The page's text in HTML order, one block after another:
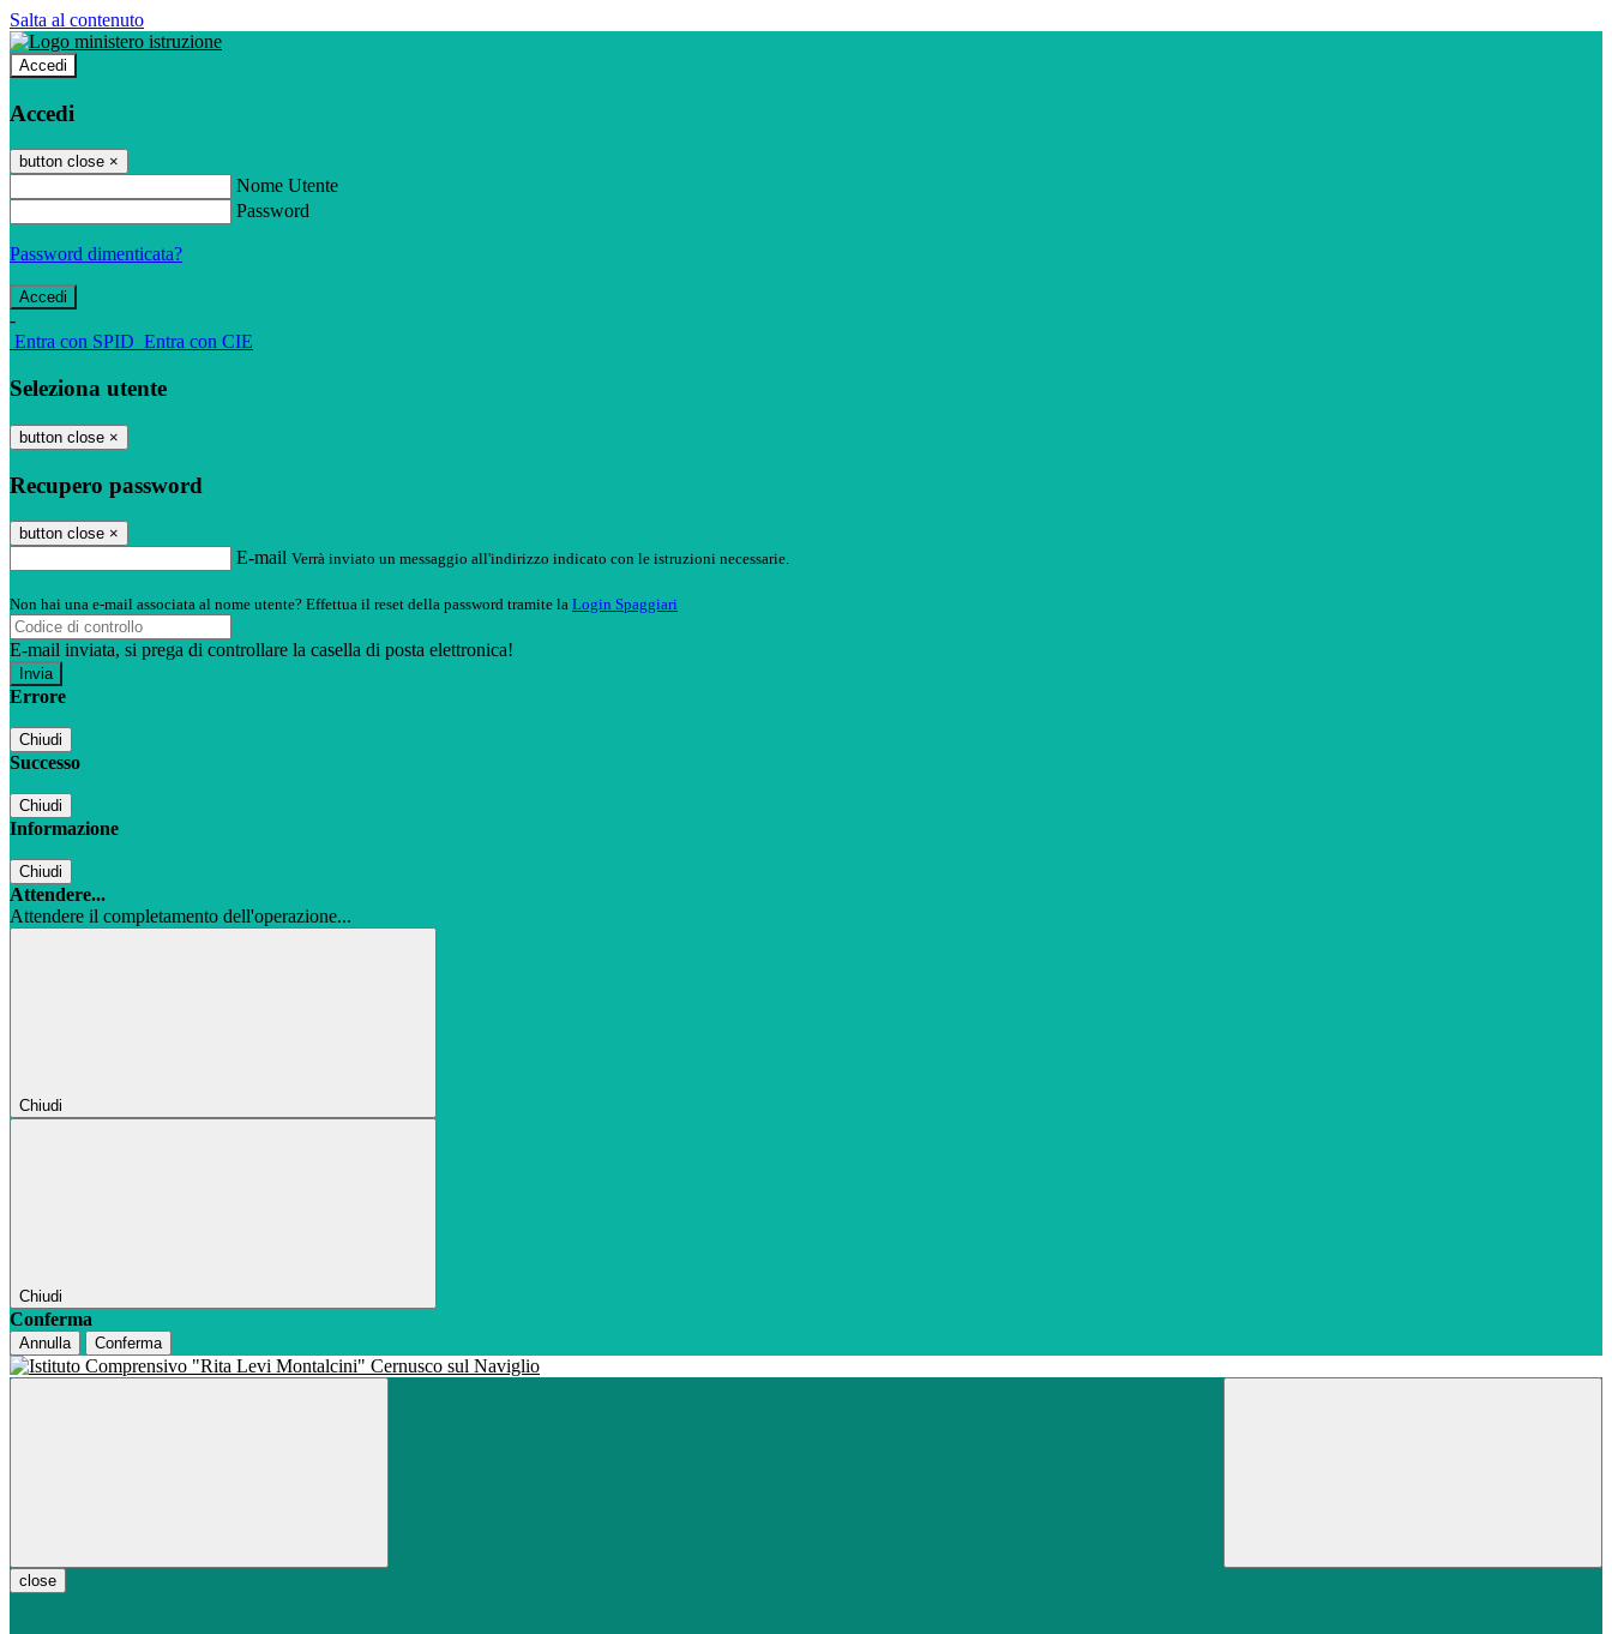
Salta al contenuto
Accedi
Accedi
button close ×
Nome Utente
Password
Password dimenticata?
-
Entra con SPID Entra con CIE
Seleziona utente
button close ×
Recupero password
button close ×
E-mail Verrà inviato un messaggio all'indirizzo indicato con le istruzioni necessarie.
Non hai una e-mail associata al nome utente? Effettua il reset della password tramite la Login Spaggiari
E-mail inviata, si prega di controllare la casella di posta elettronica!
Errore
Chiudi
Successo
Chiudi
Informazione
Chiudi
Attendere...
Attendere il completamento dell'operazione...
Chiudi
Chiudi
Conferma
Annulla Conferma
close